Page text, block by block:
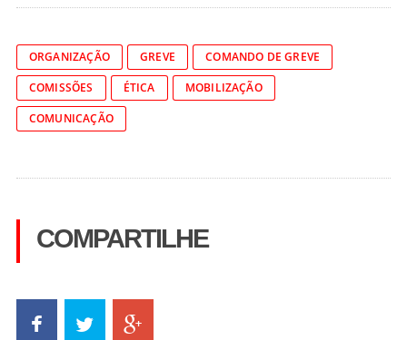
ORGANIZAÇÃO GREVE
COMANDO DE GREVE
COMISSÕES
ÉTICA
MOBILIZAÇÃO
COMUNICAÇÃO
COMPARTILHE